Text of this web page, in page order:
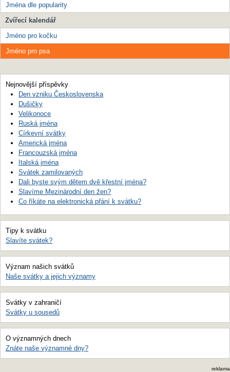
Jména dle popularity
Zvířecí kalendář
Jméno pro kočku
Jméno pro psa
Nejnovější příspěvky
Den vzniku Československa
Dušičky
Velikonoce
Ruská jména
Církevní svátky
Americká jména
Francouzská jména
Italská jména
Svátek zamilovaných
Dali byste svým dětem dvě křestní jména?
Slavíme Mezinárodní den žen?
Co říkáte na elektronická přání k svátku?
Tipy k svátku
Slavíte svátek?
Význam našich svátků
Naše svátky a jejich významy
Svátky v zahraničí
Svátky u sousedů
O významných dnech
Znáte naše významné dny?
reklama